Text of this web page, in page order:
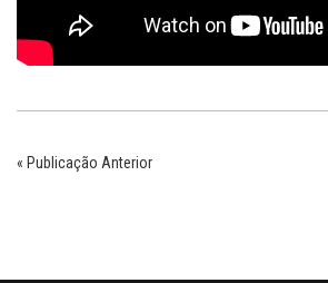
« Publicação Anterior